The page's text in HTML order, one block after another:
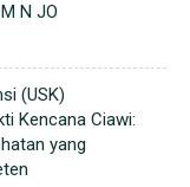
N JO
(USK)
Kencana Ciawi:
yang